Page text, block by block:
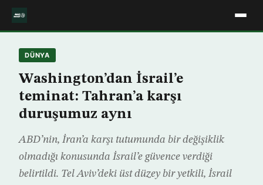
DÜNYA
Washington’dan İsrail’e
teminat: Tahran’a karşı
duruşumuz aynı
ABD’nin, İran’a karşı tutumunda bir değişiklik
olmadığı konusunda İsrail’e güvence verdiği
belirtildi. Tel Aviv’deki üst düzey bir yetkili, İsrail